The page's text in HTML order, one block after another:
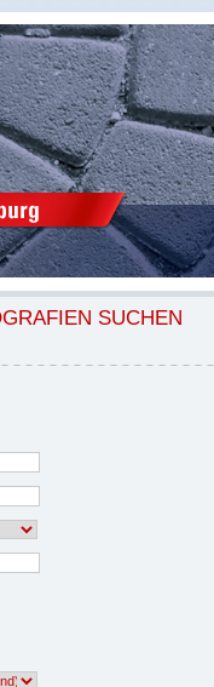
SUCHEN